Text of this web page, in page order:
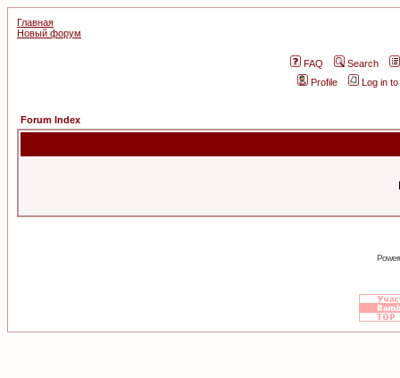
Главная
Новый форум
FAQ
Search
Profile
Log in
Forum Index